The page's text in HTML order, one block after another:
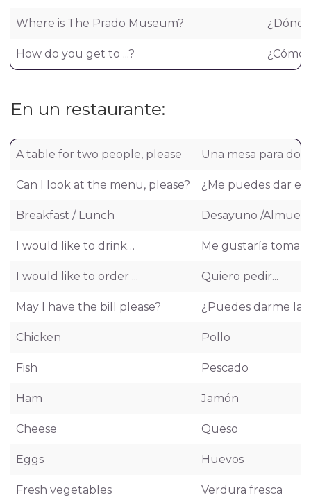
Where is The Prado Museum?
How do you get to ...? ¿Cómo
En un restaurante:
A table for two people, please Una mesa para
Can I look at the menu, please? ¿Me puedes dar el
Breakfast / Lunch Desayuno /
I would like to drink… Me gustaría
I would like to order ... Quiero pedir...
May I have the bill please? ¿Puedes darme la
Chicken Pollo
Fish Pescado
Ham Jamón
Cheese Queso
Eggs Huevos
Fresh vegetables Verdura fresca